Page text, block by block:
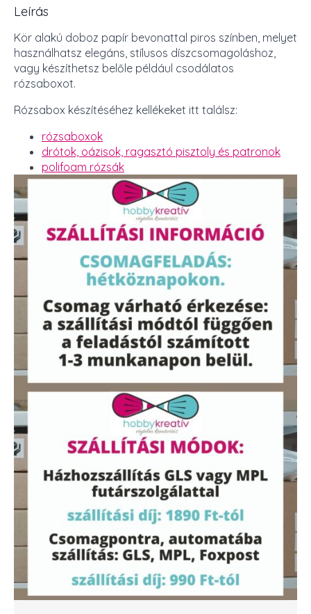
Leírás
Kör alakú doboz papír bevonattal piros színben, melyet
használhatsz elegáns, stílusos díszcsomagoláshoz,
vagy készíthetsz belőle például csodálatos
rózsaboxot.
Rózsabox készítéséhez kellékeket itt találsz:
rózsaboxok
drótok, oázisok, ragasztó pisztoly és patronok
polifoam rózsák